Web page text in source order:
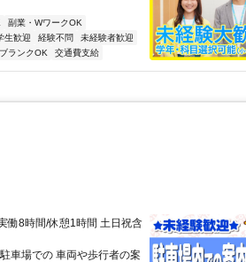
副業・WワークOK
生歓迎 経験不問
未経験者歓迎
ブランクOK 交通費支給
働8時間/休憩1時間 土日祝含
車場での 車両や歩行者の案